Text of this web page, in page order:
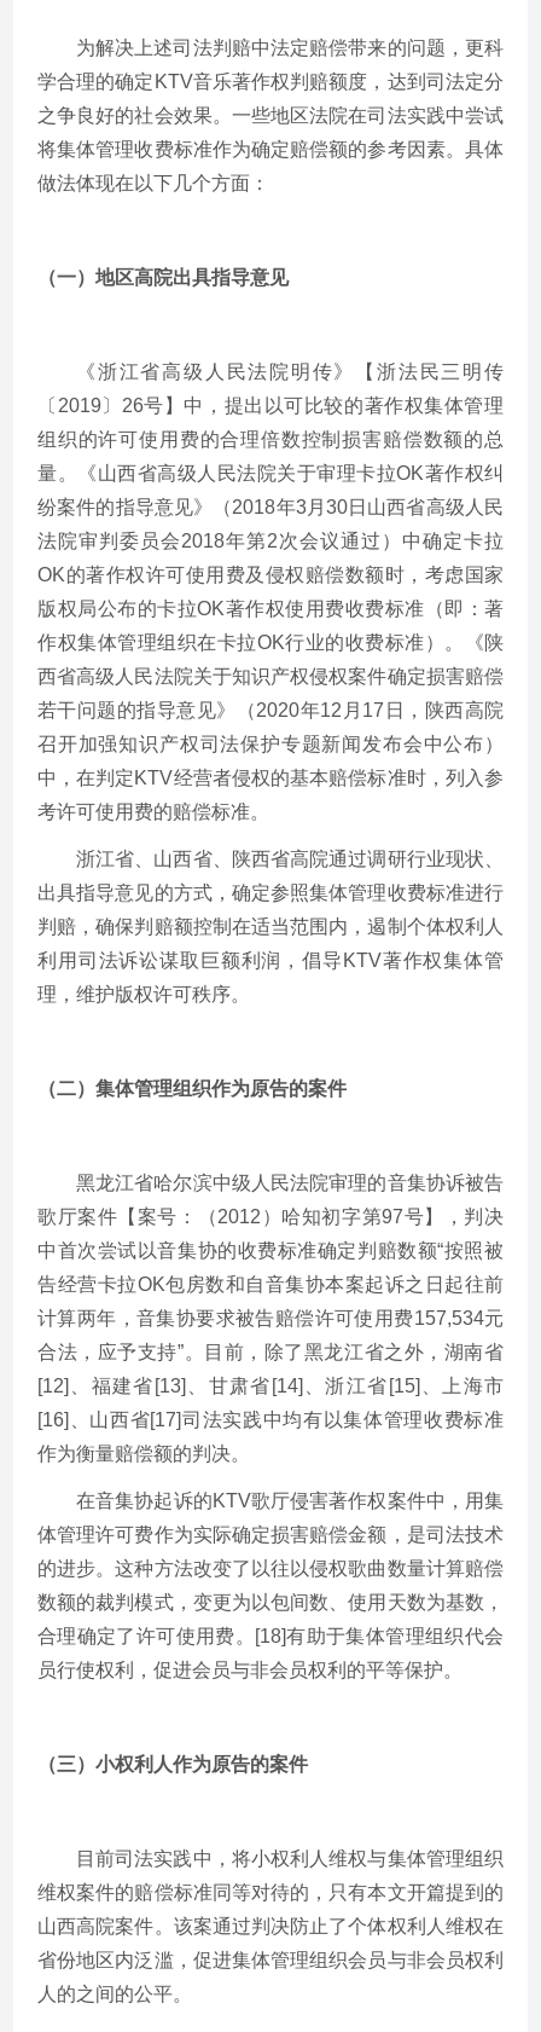
为解决上述司法判赔中法定赔偿带来的问题，更科
学合理的确定KTV音乐著作权判赔额度，达到司法定分
之争良好的社会效果。一些地区法院在司法实践中尝试
将集体管理收费标准作为确定赔偿额的参考因素。具体
做法体现在以下几个方面：
（一）地区高院出具指导意见
《浙江省高级人民法院明传》【浙法民三明传
〔2019〕26号】中，提出以可比较的著作权集体管理
组织的许可使用费的合理倍数控制损害赔偿数额的总
量。《山西省高级人民法院关于审理卡拉OK著作权纠
纷案件的指导意见》（2018年3月30日山西省高级人民
法院审判委员会2018年第2次会议通过）中确定卡拉
OK的著作权许可使用费及侵权赔偿数额时，考虑国家
版权局公布的卡拉OK著作权使用费收费标准（即：著
作权集体管理组织在卡拉OK行业的收费标准）。《陕
西省高级人民法院关于知识产权侵权案件确定损害赔偿
若干问题的指导意见》（2020年12月17日，陕西高院
召开加强知识产权司法保护专题新闻发布会中公布）
中，在判定KTV经营者侵权的基本赔偿标准时，列入参
考许可使用费的赔偿标准。
浙江省、山西省、陕西省高院通过调研行业现状、
出具指导意见的方式，确定参照集体管理收费标准进行
判赔，确保判赔额控制在适当范围内，遏制个体权利人
利用司法诉讼谋取巨额利润，倡导KTV著作权集体管
理，维护版权许可秩序。
（二）集体管理组织作为原告的案件
黑龙江省哈尔滨中级人民法院审理的音集协诉被告
歌厅案件【案号：（2012）哈知初字第97号】，判决
中首次尝试以音集协的收费标准确定判赔数额“按照被
告经营卡拉OK包房数和自音集协本案起诉之日起往前
计算两年，音集协要求被告赔偿许可使用费157,534元
合法，应予支持”。目前，除了黑龙江省之外，湖南省
[12]、福建省[13]、甘肃省[14]、浙江省[15]、上海市
[16]、山西省[17]司法实践中均有以集体管理收费标准
作为衡量赔偿额的判决。
在音集协起诉的KTV歌厅侵害著作权案件中，用集
体管理许可费作为实际确定损害赔偿金额，是司法技术
的进步。这种方法改变了以往以侵权歌曲数量计算赔偿
数额的裁判模式，变更为以包间数、使用天数为基数，
合理确定了许可使用费。[18]有助于集体管理组织代会
员行使权利，促进会员与非会员权利的平等保护。
（三）小权利人作为原告的案件
目前司法实践中，将小权利人维权与集体管理组织
维权案件的赔偿标准同等对待的，只有本文开篇提到的
山西高院案件。该案通过判决防止了个体权利人维权在
省份地区内泛滥，促进集体管理组织会员与非会员权利
人的之间的公平。